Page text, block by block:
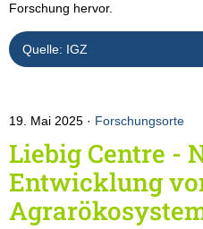
Forschung hervor.
Quelle: IGZ
19. Mai 2025 Forschungsorte
Liebig Centre -
Entwicklung